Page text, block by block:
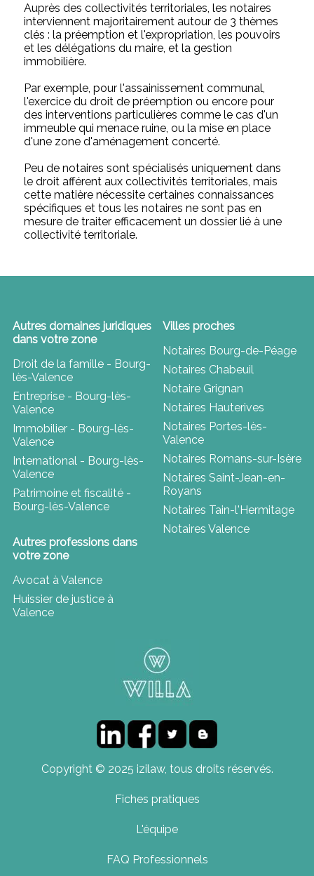
Auprès des collectivités territoriales, les notaires
interviennent majoritairement autour de 3 thèmes
clés : la préemption et l'expropriation, les pouvoirs
et les délégations du maire, et la gestion
immobilière.
Par exemple, pour l'assainissement communal,
l'exercice du droit de préemption ou encore pour
des interventions particulières comme le cas d'un
immeuble qui menace ruine, ou la mise en place
d'une zone d'aménagement concerté.
Peu de notaires sont spécialisés uniquement dans
le droit afférent aux collectivités territoriales, mais
cette matière nécessite certaines connaissances
spécifiques et tous les notaires ne sont pas en
mesure de traiter efficacement un dossier lié à une
collectivité territoriale.
Autres domaines juridiques
dans votre zone
Droit de la famille - Bourg-
lès-Valence
Entreprise - Bourg-lès-
Valence
Immobilier - Bourg-lès-
Valence
International - Bourg-lès-
Valence
Patrimoine et fiscalité -
Bourg-lès-Valence
Autres professions dans
votre zone
Avocat à Valence
Huissier de justice à
Valence
Villes proches
Notaires Bourg-de-Péage
Notaires Chabeuil
Notaire Grignan
Notaires Hauterives
Notaires Portes-lès-
Valence
Notaires Romans-sur-Isère
Notaires Saint-Jean-en-
Royans
Notaires Tain-l'Hermitage
Notaires Valence
Copyright © 2025 izilaw, tous droits réservés.
Fiches pratiques
L'équipe
FAQ Professionnels